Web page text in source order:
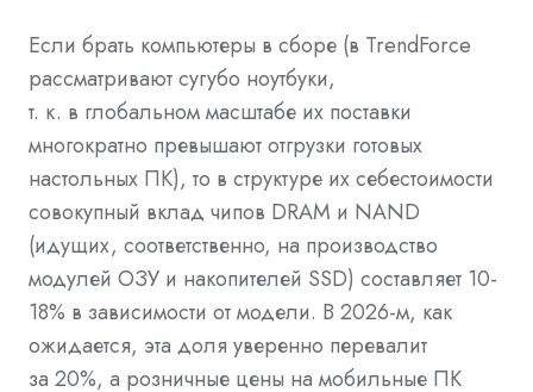
Если брать компьютеры в сборе (в TrendForce
рассматривают сугубо ноутбуки,
т. к. в глобальном масштабе их поставки
многократно превышают отгрузки готовых
настольных ПК), то в структуре их себестоимости
совокупный вклад чипов DRAM и NAND
(идущих, соответственно, на производство
модулей ОЗУ и накопителей SSD) составляет 10-
18% в зависимости от модели. В 2026-м, как
ожидается, эта доля уверенно перевалит
за 20%, а розничные цены на мобильные ПК